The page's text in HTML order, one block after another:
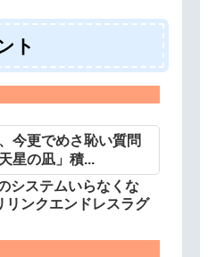
ト
今更でめさ恥い質問
星の凪」積...
システムいらなくな
リンクエンドレスラグ